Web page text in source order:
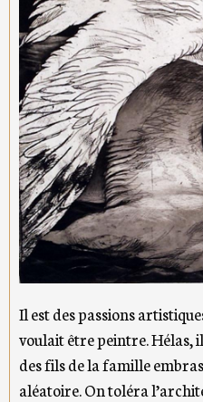
Il est des passions
voulait être peintre. Hélas,
des fils de la famille
aléatoire. On toléra